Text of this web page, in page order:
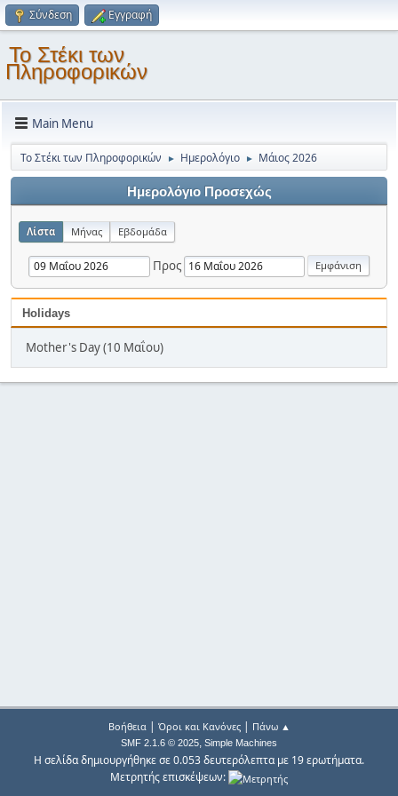
Σύνδεση Εγγραφή
Το Στέκι των
Πληροφορικών
Main Menu
Το Στέκι των Πληροφορικών ► Ημερολόγιο ► Μάιος 2026
Ημερολόγιο Προσεχώς
Λίστα Μήνας Εβδομάδα
Προς
Holidays
Mother's Day (10 Μαΐου)
Βοήθεια| Όροι και Κανόνες| Πάνω ▲
SMF 2.1.6 © 2025, Simple Machines
Η σελίδα δημιουργήθηκε σε 0.053 δευτερόλεπτα με 19 ερωτήματα.
Μετρητής επισκέψεων: